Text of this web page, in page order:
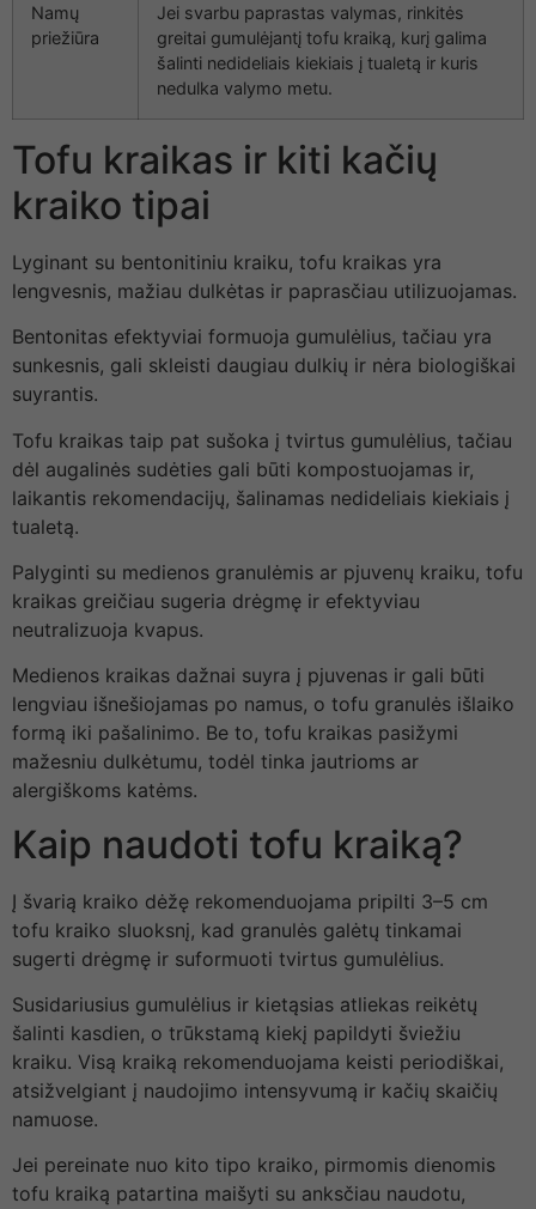
Namų
priežiūra
Jei svarbu paprastas valymas, rinkitės
greitai gumulėjantį tofu kraiką, kurį galima
šalinti nedideliais kiekiais į tualetą ir kuris
nedulka valymo metu.
Tofu kraikas ir kiti kačių
kraiko tipai
Lyginant su bentonitiniu kraiku, tofu kraikas yra
lengvesnis, mažiau dulkėtas ir paprasčiau utilizuojamas.
Bentonitas efektyviai formuoja gumulėlius, tačiau yra
sunkesnis, gali skleisti daugiau dulkių ir nėra biologiškai
suyrantis.
Tofu kraikas taip pat sušoka į tvirtus gumulėlius, tačiau
dėl augalinės sudėties gali būti kompostuojamas ir,
laikantis rekomendacijų, šalinamas nedideliais kiekiais į
tualetą.
Palyginti su medienos granulėmis ar pjuvenų kraiku, tofu
kraikas greičiau sugeria drėgmę ir efektyviau
neutralizuoja kvapus.
Medienos kraikas dažnai suyra į pjuvenas ir gali būti
lengviau išnešiojamas po namus, o tofu granulės išlaiko
formą iki pašalinimo. Be to, tofu kraikas pasižymi
mažesniu dulkėtumu, todėl tinka jautrioms ar
alergiškoms katėms.
Kaip naudoti tofu kraiką?
Į švarią kraiko dėžę rekomenduojama pripilti 3–5 cm
tofu kraiko sluoksnį, kad granulės galėtų tinkamai
sugerti drėgmę ir suformuoti tvirtus gumulėlius.
Susidariusius gumulėlius ir kietąsias atliekas reikėtų
šalinti kasdien, o trūkstamą kiekį papildyti šviežiu
kraiku. Visą kraiką rekomenduojama keisti periodiškai,
atsižvelgiant į naudojimo intensyvumą ir kačių skaičių
namuose.
Jei pereinate nuo kito tipo kraiko, pirmomis dienomis
tofu kraiką patartina maišyti su anksčiau naudotu,